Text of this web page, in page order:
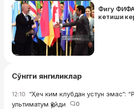
Фигу
кетиши
Сўнгги янгиликлар
12:10 “Ҳеч ким клубдан устун эмас”:
ультиматум қўйди
0